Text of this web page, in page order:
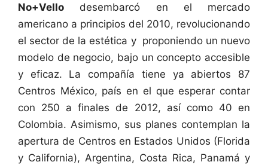
No+Vello desembarcó en el mercado
americano a principios del 2010, revolucionando
el sector de la estética y proponiendo un nuevo
modelo de negocio, bajo un concepto accesible
y eficaz. La compañía tiene ya abiertos 87
Centros México, país en el que esperar contar
con 250 a finales de 2012, así como 40 en
Colombia. Asimismo, sus planes contemplan la
apertura de Centros en Estados Unidos (Florida
y California), Argentina, Costa Rica, Panamá y